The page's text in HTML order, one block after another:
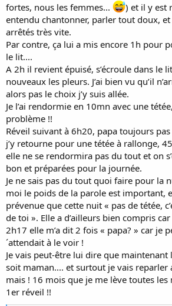
fortes, nous les femmes...
) et il y est
entendu chantonner, parler tout doux,
arrêtés très vite.
Par contre, ça lui a mis encore 1h pour
le lit....
A 2h il revient épuisé, s’écroule dans le
nouveaux les pleurs. J’ai bien vu qu’il
alors pas le choix j’y suis allée.
Je l’ai rendormie en 10mn avec une
problème !!
Réveil suivant à 6h20, papa toujours
j’y retourne pour une tétée à rallonge,
elle ne se rendormira pas du tout et on
bon et préparées pour la journée.
Je ne sais pas du tout quoi faire pour la
moi le poids de la parole est important,
prévenue que cette nuit « pas de tétée,
de toi ». Elle a d’ailleurs bien compris
2h17 elle m’a dit 2 fois « papa? » car je
´attendait à le voir !
Je vais peut-être lui dire que maintenant
soit maman.... et surtout je vais reparler
mais ! 16 mois que je me lève toutes
1er réveil !!